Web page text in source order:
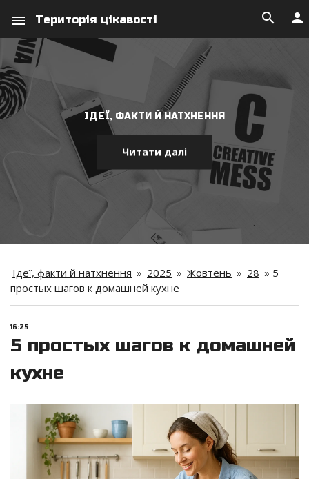
menu Територія цікавості person
search
ІДЕЇ, ФАКТИ Й НАТХНЕННЯ
Читати далі
Ідеї, факти й натхнення » 2025 » Жовтень » 28 » 5
простых шагов к домашней кухне
16:25
5 простых шагов к домашней
кухне